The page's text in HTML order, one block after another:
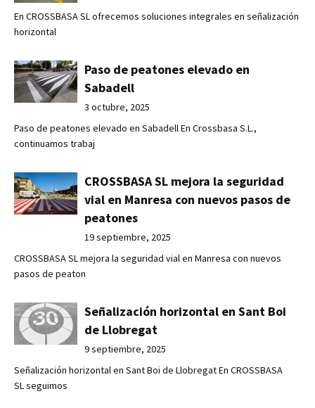
En CROSSBASA SL ofrecemos soluciones integrales en señalización
horizontal
Paso de peatones elevado en
Sabadell
3 octubre, 2025
Paso de peatones elevado en Sabadell En Crossbasa S.L.,
continuamos trabaj
CROSSBASA SL mejora la seguridad
vial en Manresa con nuevos pasos de
peatones
19 septiembre, 2025
CROSSBASA SL mejora la seguridad vial en Manresa con nuevos
pasos de peaton
Señalización horizontal en Sant Boi
de Llobregat
9 septiembre, 2025
Señalización horizontal en Sant Boi de Llobregat En CROSSBASA
SL seguimos